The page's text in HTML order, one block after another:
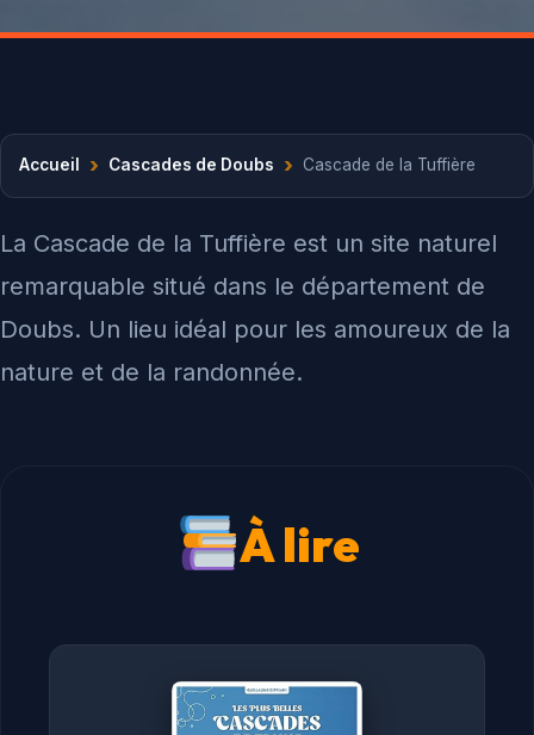
Accueil › Cascades de Doubs › Cascade de la Tuffière
La Cascade de la Tuffière est un site naturel
remarquable situé dans le département de
Doubs. Un lieu idéal pour les amoureux de la
nature et de la randonnée.
À lire